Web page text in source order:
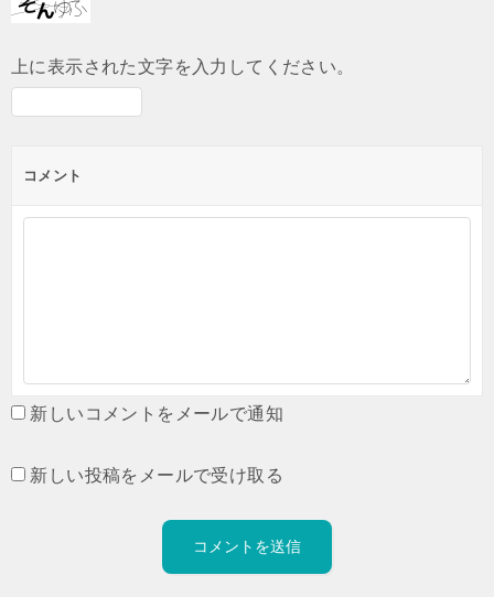
上に表示された文字を入力してください。
コメント
新しいコメントをメールで通知
新しい投稿をメールで受け取る